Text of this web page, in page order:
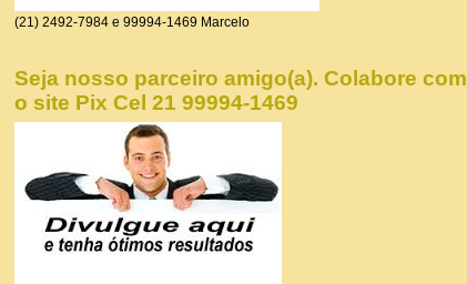
(21) 2492-7984 e 99994-1469 Marcelo
Seja nosso parceiro amigo(a). Colabore com
o site Pix Cel 21 99994-1469